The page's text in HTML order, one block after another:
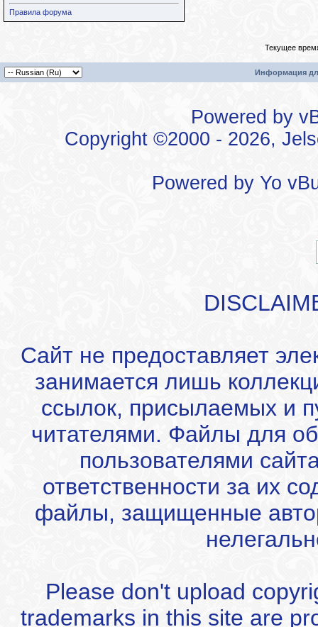
Правила форума
Текущее
Информация
Powered by
Copyright ©2000 - 2026,
Powered by Yo
Сайт не предоставляет
занимается лишь
ссылок, присылаемых и
читателями. Файлы для
пользователями
ответственности за их
файлы, защищенные
Please don't upload
trademarks in this site are